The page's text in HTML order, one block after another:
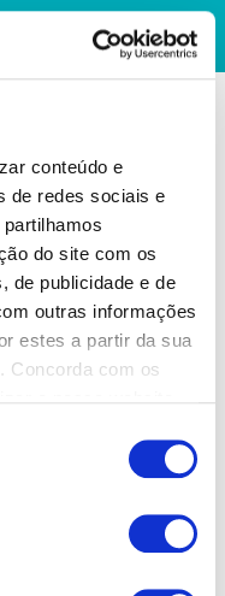
conteúdo e
de redes sociais e
do site com os
de publicidade e de
outras informações
estes a partir da sua
Concorda com os